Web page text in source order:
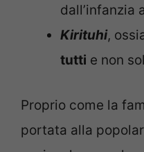
dall’infanzia
Kirituhi,
tutti e non
Proprio come la
portata alla